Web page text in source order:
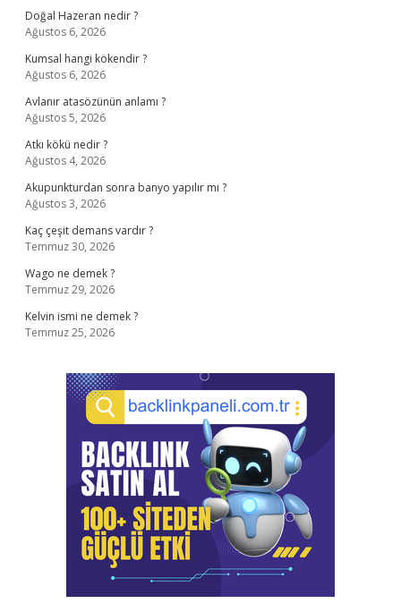
Doğal Hazeran nedir ?
Ağustos 6, 2026
Kumsal hangi kökendir ?
Ağustos 6, 2026
Avlanır atasözünün anlamı ?
Ağustos 5, 2026
Atkı kökü nedir ?
Ağustos 4, 2026
Akupunkturdan sonra banyo yapılır mı ?
Ağustos 3, 2026
Kaç çeşit demans vardır ?
Temmuz 30, 2026
Wago ne demek ?
Temmuz 29, 2026
Kelvin ismi ne demek ?
Temmuz 25, 2026